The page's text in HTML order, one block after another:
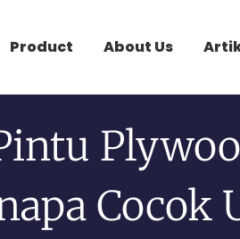
Product About Us
Cocok